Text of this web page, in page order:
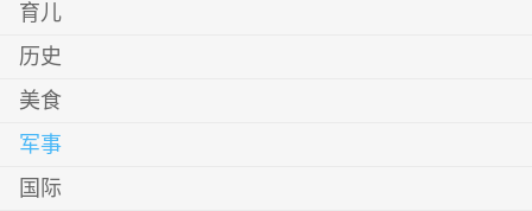
育儿
历史
美食
军事
国际